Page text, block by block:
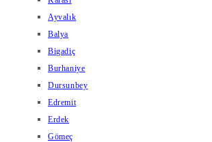
Ayvalık
Balya
Bigadiç
Burhaniye
Dursunbey
Edremit
Erdek
Gömeç